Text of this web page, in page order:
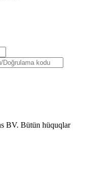
BV. Bütün hüquqlar